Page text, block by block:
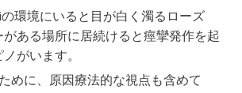
環境にいると目が白く濁るローズ
がある場所に居続けると痙攣発作を起
がいます。
めに、原因療法的な視点も含めて